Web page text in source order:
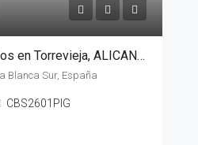
Ático de 2 dormitorios en Torrevieja, ALICANTE
Blanca Sur, España
CBS2601PIG